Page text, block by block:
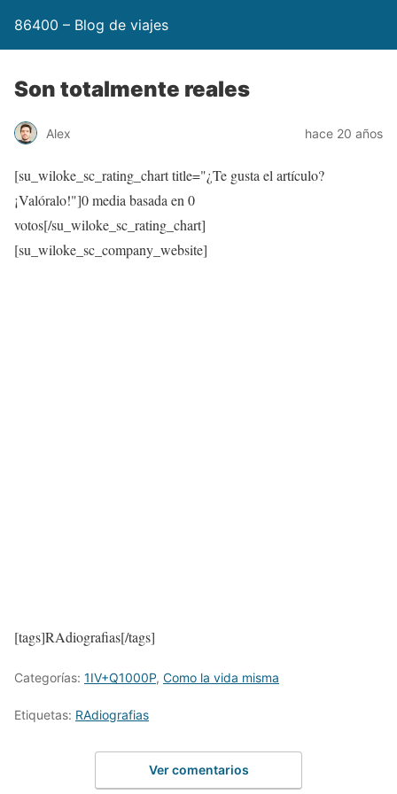
86400 – Blog de viajes
Son totalmente reales
Alex hace 20 años
[su_wiloke_sc_rating_chart title="¿Te gusta el artículo?
¡Valóralo!"]0media basada en 0
votos[/su_wiloke_sc_rating_chart]
[su_wiloke_sc_company_website]
[tags]RAdiografias[/tags]
Categorías: 1IV+Q1000P, Como la vida misma
Etiquetas: RAdiografias
Ver comentarios